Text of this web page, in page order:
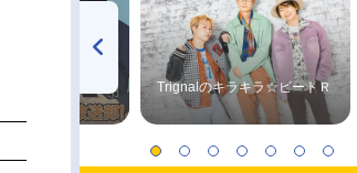
Trignalのキラキラ☆ビートＲ